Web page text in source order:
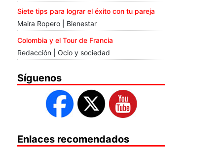
Siete tips para lograr el éxito con tu pareja
Maira Ropero | Bienestar
Colombia y el Tour de Francia
Redacción | Ocio y sociedad
Síguenos
Enlaces recomendados